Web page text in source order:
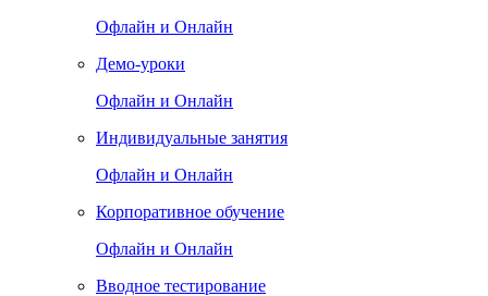
Офлайн и Онлайн
Демо-уроки
Офлайн и Онлайн
Индивидуальные занятия
Офлайн и Онлайн
Корпоративное обучение
Офлайн и Онлайн
Вводное тестирование